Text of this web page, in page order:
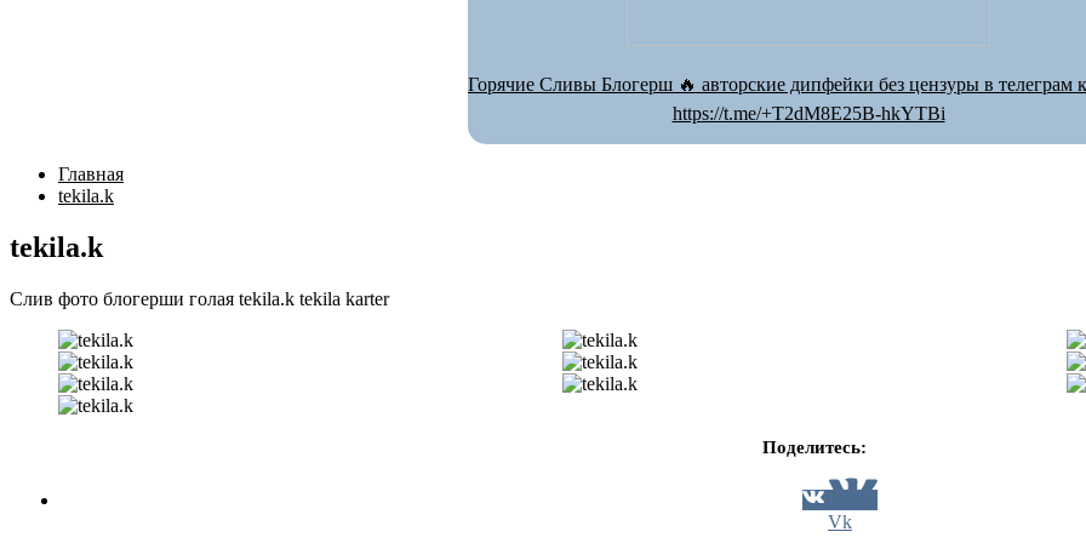
Горячие Сливы Блогерш 🔥 авторские дипфейки без цензуры в телеграм
https://t.me/+T2dM8E25B-hkYTBi
Главная
tekila.k
tekila.k
Слив фото блогерши голая tekila.k tekila karter
Поделитесь:
Vk